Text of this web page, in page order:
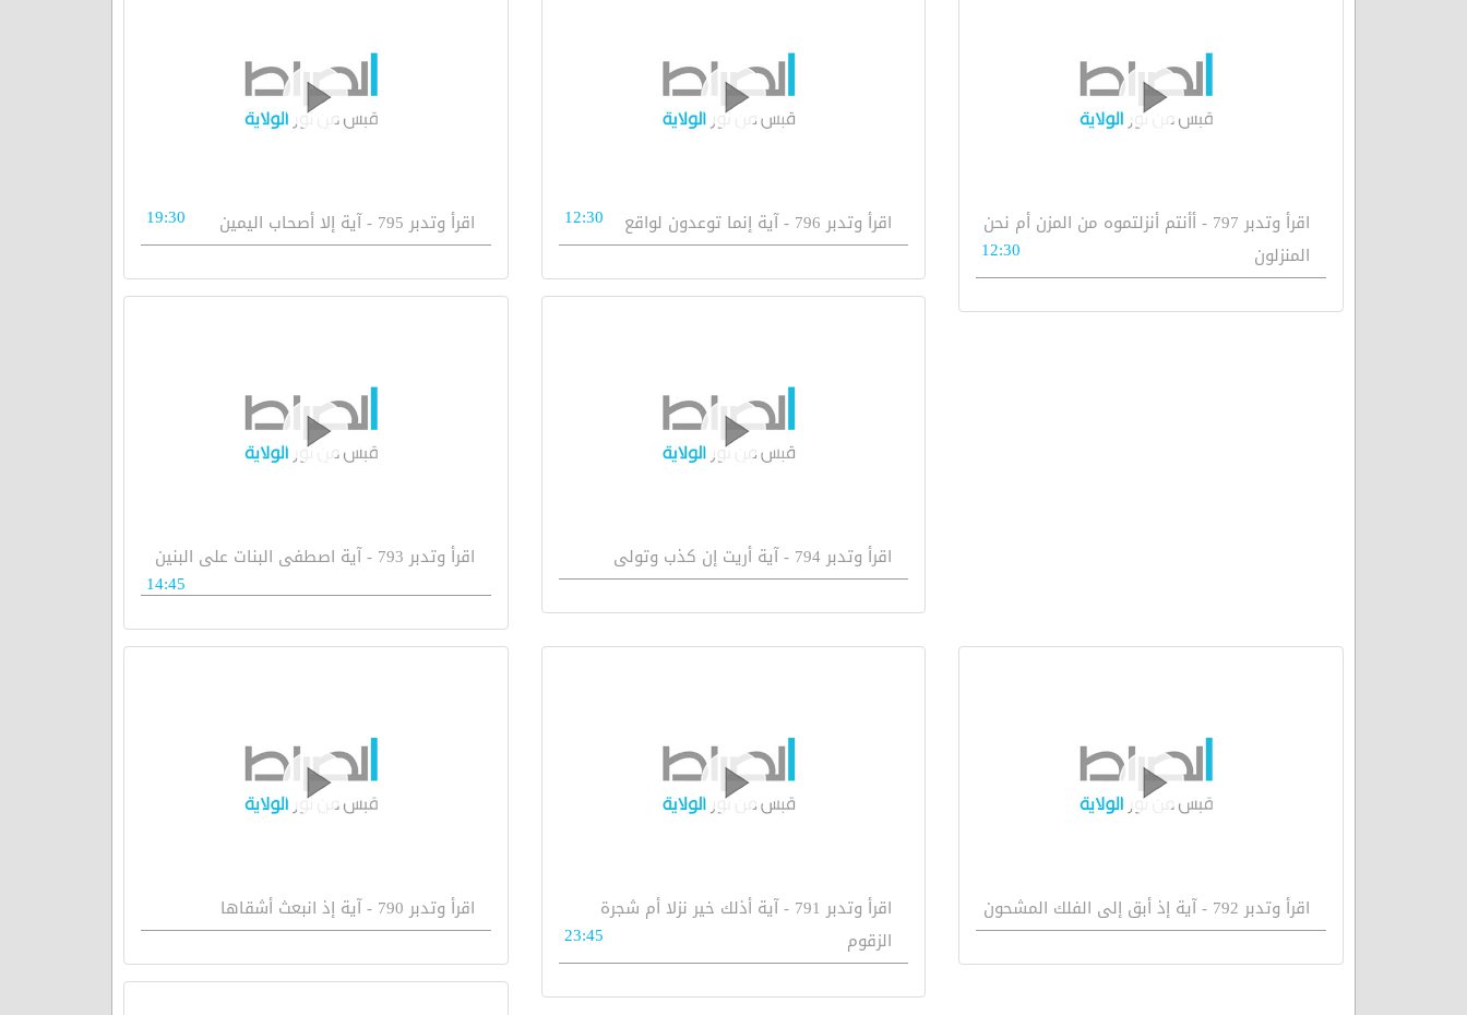
اقرأ وتدبر 797 - أأنتم أنزلتموه من المزن أم نحن
المنزلون
12:30
اقرأ وتدبر 796 - آية إنما توعدون لواقع 12:30 اقرأ وتدبر 795 - آية إلا أصحاب اليمين 19:30
اقرأ وتدبر 794 - آية أريت إن كذب وتولى
اقرأ وتدبر 793 - آية اصطفى البنات على البنين
14:45
اقرأ وتدبر 792 - آية إذ أبق إلى الفلك المشحون
اقرأ وتدبر 791 - آية أذلك خير نزلا أم شجرة
الزقوم
23:45
اقرأ وتدبر 790 - آية إذ انبعث أشقاها